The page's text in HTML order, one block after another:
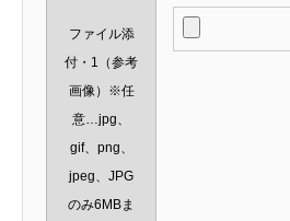
ファイル添
付・1（参考
画像）※任
意…jpg、
gif、png、
jpeg、JPG
のみ6MBま